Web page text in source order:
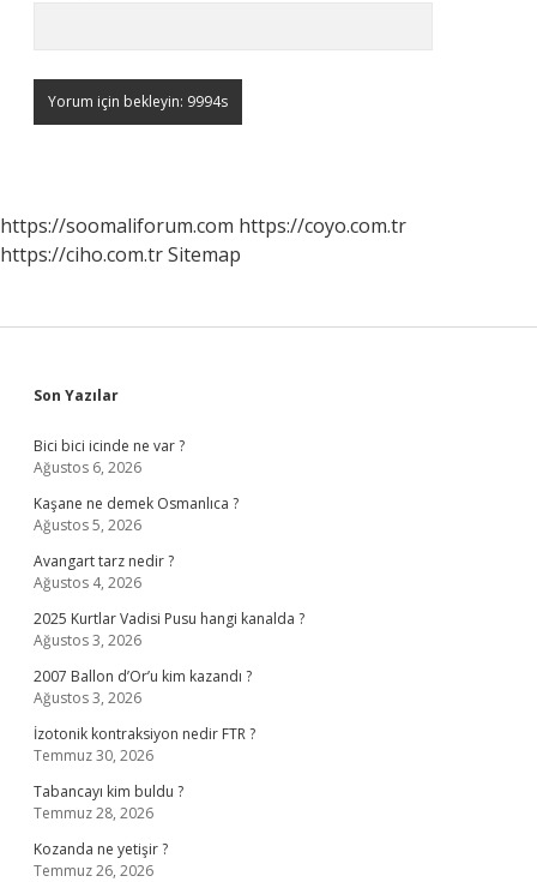
https://soomaliforum.com https://coyo.com.tr
https://ciho.com.trSitemap
Sidebar
Son Yazılar
Bici bici icinde ne var ?
Ağustos 6, 2026
Kaşane ne demek Osmanlıca ?
Ağustos 5, 2026
Avangart tarz nedir ?
Ağustos 4, 2026
2025 Kurtlar Vadisi Pusu hangi kanalda ?
Ağustos 3, 2026
2007 Ballon d’Or’u kim kazandı ?
Ağustos 3, 2026
İzotonik kontraksiyon nedir FTR ?
Temmuz 30, 2026
Tabancayı kim buldu ?
Temmuz 28, 2026
Kozanda ne yetişir ?
Temmuz 26, 2026